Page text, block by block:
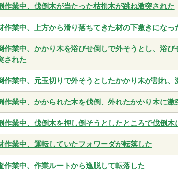
作業中、伐倒木が当たった枯損木が跳ね激突された
作業中、上方から滑り落ちてきた材の下敷きになっ
作業中、かかり木を浴びせ倒しで外そうとし、浴び
された
作業中、元玉切りで外そうとしたかかり木が割れ、
作業中、かかられた木を伐倒、外れたかかり木に激
作業中、伐倒木を押し倒そうとしたところで伐倒木
作業中、運転していたフォワーダが転落した
作業中、作業ルートから逸脱して転落した